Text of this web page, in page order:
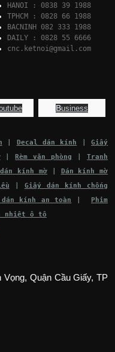
HANOI : 0838 39 1988
TPHCM : 0828 66 1988
BACNINH 082 333 1988
DAILY : 0828 55 6666
cnc.ketnoi@gmail.com
Business
Decal dán kính |Giấy
|Rèm văn phòng |Tranh
kính mờ
Dán kính mờ
Giấy dán kính chống
dán kính an toàn
Phim
nhiệt ô tô
Quận Cầu Giấy, TP